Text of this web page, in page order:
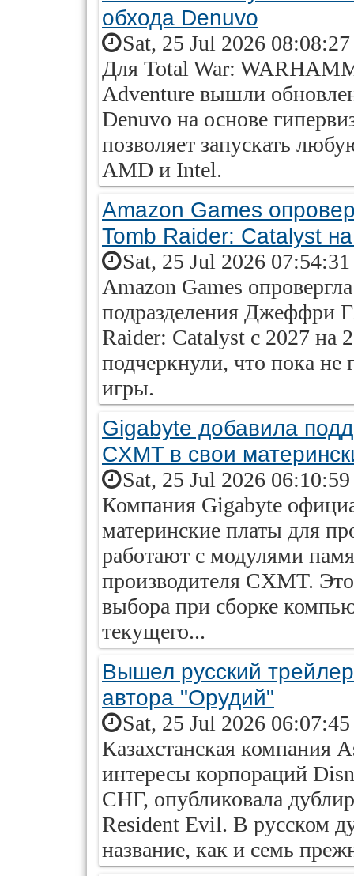
обхода Denuvo
Sat, 25 Jul 2026
Для Total War:
Adventure вышли
Denuvo на основе
позволяет запускать
AMD и Intel.
Amazon Games
Tomb Raider: Catalyst
Sat, 25 Jul 2026
Amazon Games
подразделения Джеффри
Raider: Catalyst с 2027 на
подчеркнули, что пока не
игры.
Gigabyte добавила
CXMT в свои
Sat, 25 Jul 2026
Компания Gigabyte
материнские платы для
работают с модулями
производителя CXMT.
выбора при сборке
текущего...
Вышел русский
автора "Орудий"
Sat, 25 Jul 2026
Казахстанская компания
интересы корпораций
СНГ, опубликовала
Resident Evil. В русском
название, как и семь